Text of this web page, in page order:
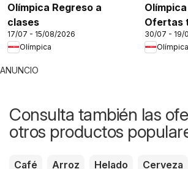
Olímpica Regreso a
clases
17/07 - 15/08/2026
Olímpica
Ofertas
30/07 - 19/
Olímpica
ANUNCIO
Consulta también las
otros productos
Café Arroz Helado Cerveza